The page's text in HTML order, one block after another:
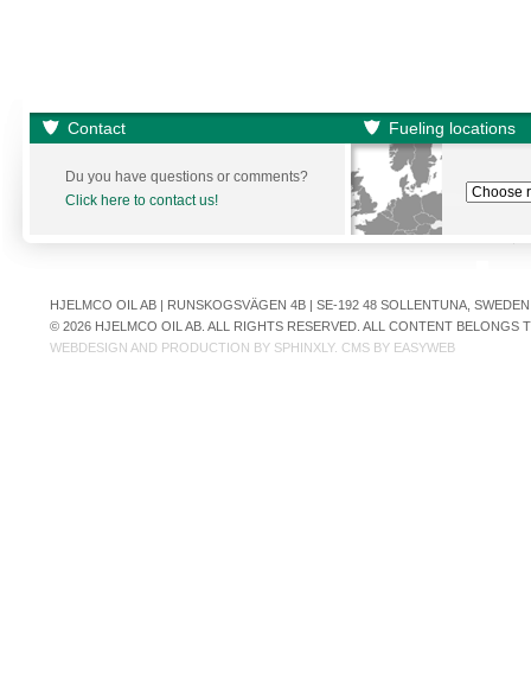
Contact Fueling locations
Du you have questions or comments?
Click here to contact us!
HJELMCO OIL AB | RUNSKOGSVÄGEN 4B | SE-192 48 SOLLENTUNA,
© 2026 HJELMCO OIL AB. ALL RIGHTS RESERVED. ALL CONTENT
WEBDESIGN AND PRODUCTION BY SPHINXLY. CMS BY EASYWEB